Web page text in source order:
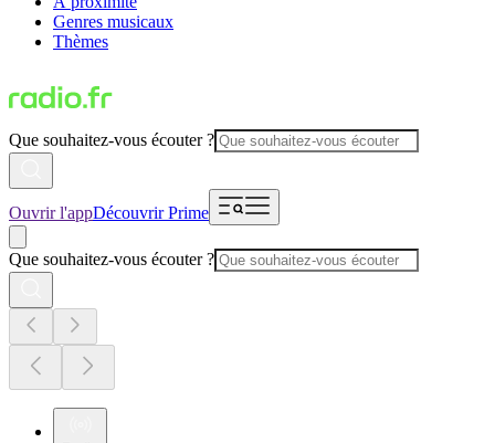
Genres musicaux
Thèmes
Que souhaitez-vous écouter ?
Ouvrir l'appDécouvrir Prime
Que souhaitez-vous écouter ?